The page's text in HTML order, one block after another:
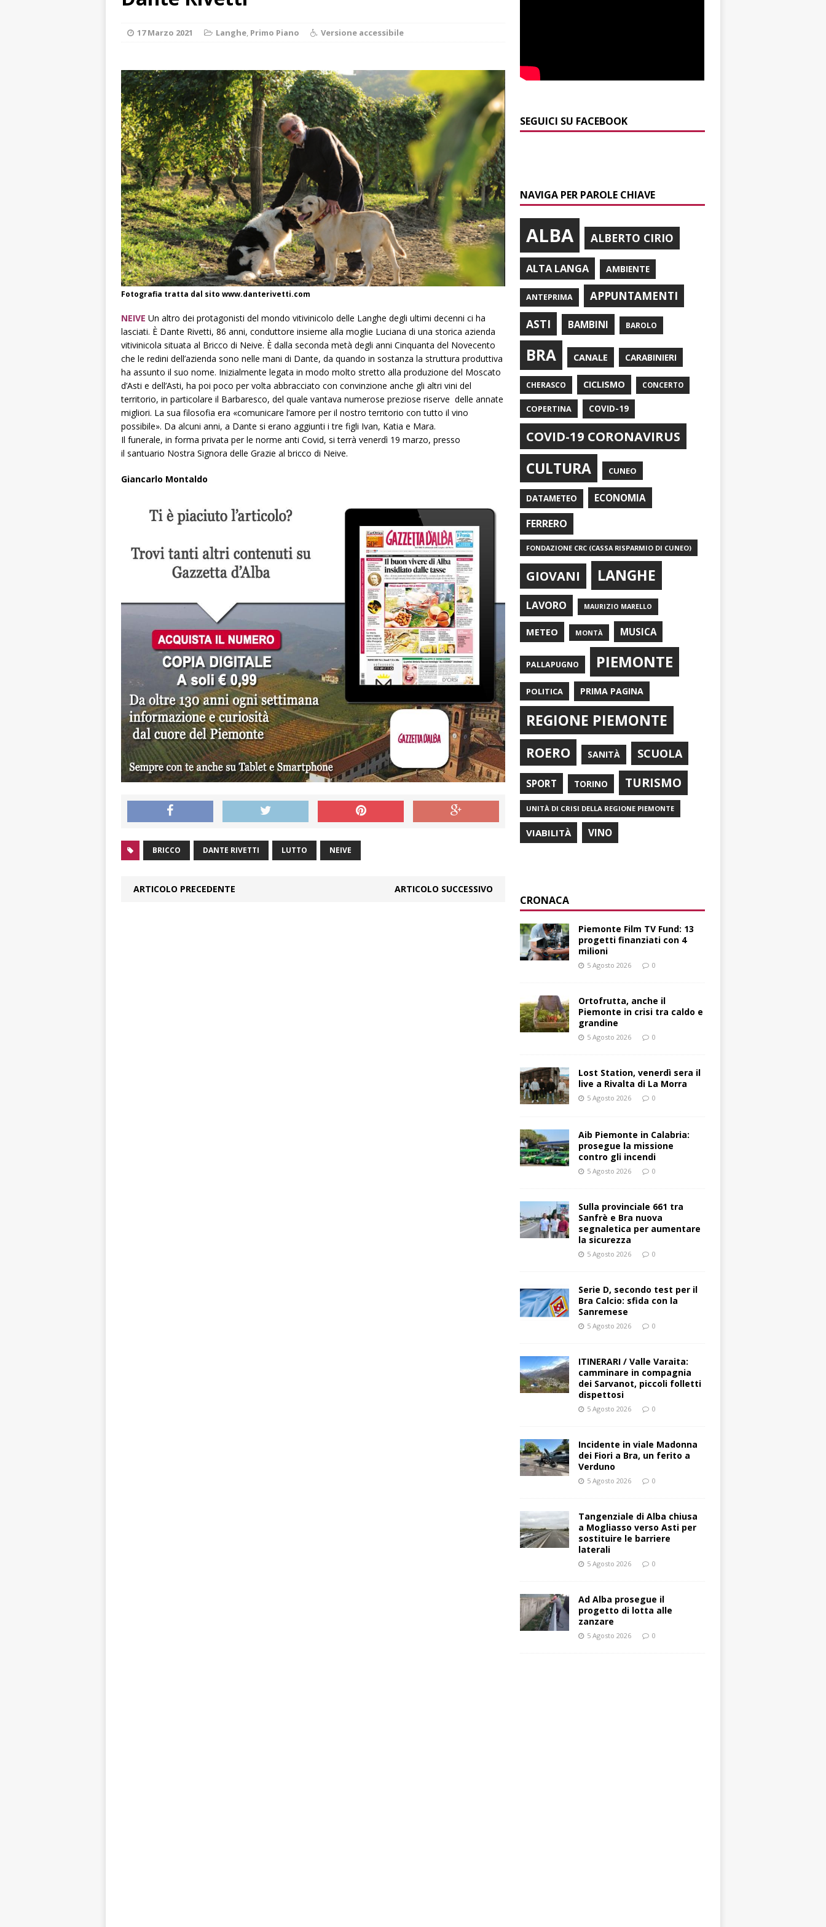
aumentare la sicurezza
Serie D, secondo test per il Bra Calcio: sfida con la Sanremese
[ 5 Agosto 2026 ] ITINERARI / Valle Varaita: camminare in compagnia dei
Sarvanot, piccoli folletti dispettosi
ALTRE NOTIZIE
[ 5 Agosto 2026 ] Incidente in viale Madonna dei Fiori a Bra, un ferito a Verduno
BRA
[ 5 Agosto 2026 ] Tangenziale di Alba chiusa a Mogliasso verso Asti per
sostituire le barriere laterali
ALBA
[ 5 Agosto 2026 ] Piemonte Film TV Fund: 13 progetti finanziati con 4 milioni
CULTURA
17 Marzo 2021 Langhe, Primo Piano Versione accessibile
Fotografia tratta dal sito www.danterivetti.com
NEIVE Un altro dei protagonisti del mondo vitivinicolo delle Langhe degli ultimi decenni ci ha
lasciati. È Dante Rivetti, 86 anni, conduttore insieme alla moglie Luciana di una storica azienda
vitivinicola situata al Bricco di Neive. È dalla seconda metà degli anni Cinquanta del Novecento
che le redini dell’azienda sono nelle mani di Dante, da quando in sostanza la struttura produttiva
ha assunto il suo nome. Inizialmente legata in modo molto stretto alla produzione del Moscato
d’Asti e dell’Asti, ha poi poco per volta abbracciato con convinzione anche gli altri vini del
territorio, in particolare il Barbaresco, del quale vantava numerose preziose riserve delle annate
migliori. La sua filosofia era «comunicare l’amore per il nostro territorio con tutto il vino
possibile». Da alcuni anni, a Dante si erano aggiunti i tre figli Ivan, Katia e Mara.
Il funerale, in forma privata per le norme anti Covid, si terrà venerdì 19 marzo, presso
il santuario Nostra Signora delle Grazie al bricco di Neive.
Giancarlo Montaldo
BRICCO DANTE RIVETTI LUTTO NEIVE
ARTICOLO PRECEDENTE ARTICOLO SUCCESSIVO
SEGUICI SU FACEBOOK
NAVIGA PER PAROLE CHIAVE
ALBA ALBERTO CIRIO
ALTA LANGA AMBIENTE
ANTEPRIMA
APPUNTAMENTI
ASTI
BAMBINI BAROLO
BRA CANALE CARABINIERI
CHERASCO CICLISMO CONCERTO
COPERTINA COVID-19
COVID-19 CORONAVIRUS
CULTURA CUNEO
DATAMETEO ECONOMIA
FERRERO
FONDAZIONE CRC (CASSA RISPARMIO DI CUNEO)
GIOVANI LANGHE
LAVORO MAURIZIO MARELLO
METEO MONTÀ MUSICA
PALLAPUGNO PIEMONTE
POLITICA PRIMA PAGINA
REGIONE PIEMONTE
ROERO SANITÀ SCUOLA
SPORT TORINO TURISMO
UNITÀ DI CRISI DELLA REGIONE PIEMONTE
VIABILITÀ VINO
CRONACA
Piemonte Film TV Fund: 13
progetti finanziati con 4
milioni
5 Agosto 2026 0
Ortofrutta, anche il
Piemonte in crisi tra caldo e
grandine
5 Agosto 2026 0
Lost Station, venerdì sera il
live a Rivalta di La Morra
5 Agosto 2026 0
Aib Piemonte in Calabria:
prosegue la missione
contro gli incendi
5 Agosto 2026 0
Sulla provinciale 661 tra
Sanfrè e Bra nuova
segnaletica per aumentare
la sicurezza
5 Agosto 2026 0
Serie D, secondo test per il
Bra Calcio: sfida con la
Sanremese
5 Agosto 2026 0
ITINERARI / Valle Varaita:
camminare in compagnia
dei Sarvanot, piccoli folletti
dispettosi
5 Agosto 2026 0
Incidente in viale Madonna
dei Fiori a Bra, un ferito a
Verduno
5 Agosto 2026 0
Tangenziale di Alba chiusa
a Mogliasso verso Asti per
sostituire le barriere
laterali
5 Agosto 2026 0
Ad Alba prosegue il
progetto di lotta alle
zanzare
5 Agosto 2026 0